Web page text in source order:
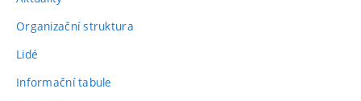
Organizační struktura
Lidé
Informační tabule